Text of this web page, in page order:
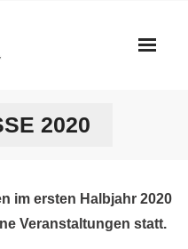
2020
im ersten Halbjahr 2020
Veranstaltungen statt.